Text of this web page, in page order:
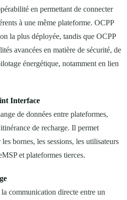
en permettant de connecter
à une même plateforme. OCPP
la plus déployée, tandis que OCPP
avancées en matière de sécurité, de
énergétique, notamment en lien
Interface
de données entre plateformes,
de recharge. Il permet
bornes, les sessions, les utilisateurs
et plateformes tierces.
communication directe entre un